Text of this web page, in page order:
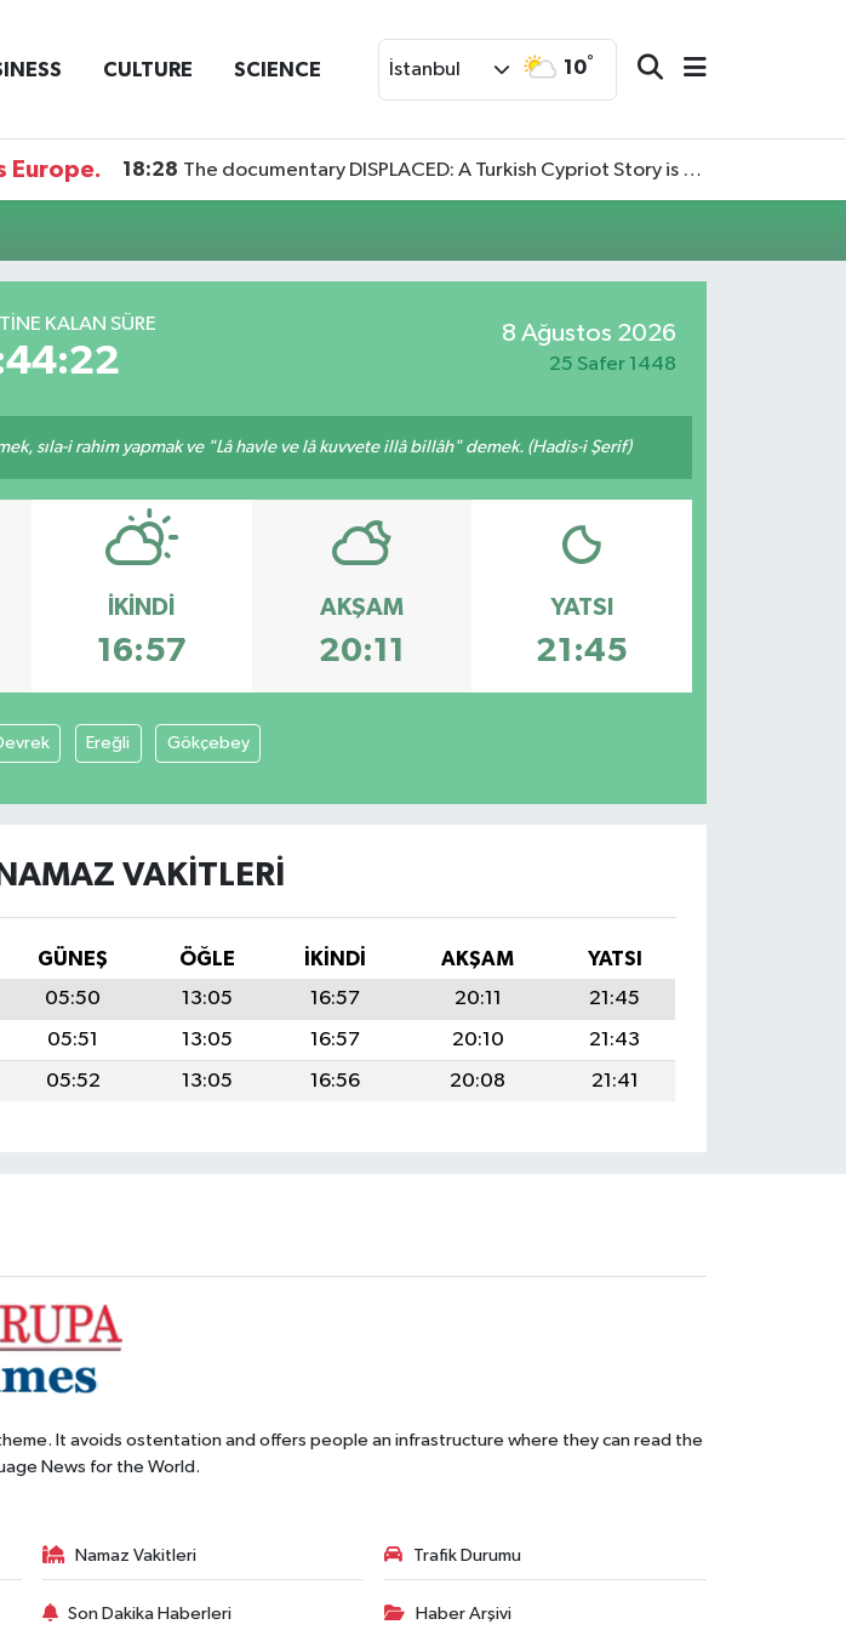
CULTURE SCIENCE İstanbul 10°
Europe. 18:28 The documentary DISPLACED: A Turkish Cypriot Story is now available to watch
KALAN SÜRE 8 Ağustos 2026
25 Safer 1448
sıla-i rahim yapmak ve "Lâ havle ve lâ kuvvete illâ billâh" demek. (Hadis-i Şerif)
İKINDI
16:57
AKŞAM
20:11
YATSI
21:45
Ereğli Gökçebey
VAKITLERI
GÜNEŞ ÖĞLE İKINDI AKŞAM
YATSI
05:50 13:05 16:57 20:11
21:45
05:51 13:05 16:57 20:10
21:43
05:52 13:05 16:56 20:08 21:41
It avoids ostentation and offers people an infrastructure where they can read the
News for the World.
Namaz Vakitleri Trafik Durumu
Son Dakika Haberleri Haber Arşivi